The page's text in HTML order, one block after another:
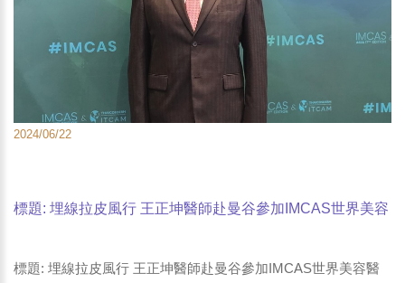
2024/06/22
標題: 埋線拉皮風行 王正坤醫師赴曼谷參加IMCAS世界美容
標題: 埋線拉皮風行 王正坤醫師赴曼谷參加IMCAS世界美容醫